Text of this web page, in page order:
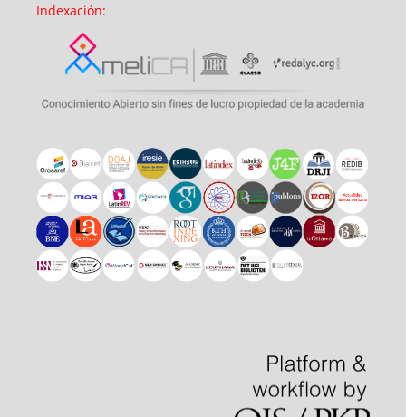
Indexación: